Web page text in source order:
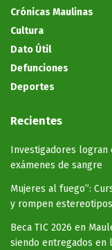
Crónicas Maulinas
Cultura
Dato Útil
Defunciones
Deportes
Recientes
Investigadores logran
exámenes de sangre
Mujeres al fuego”:
y rompen
Beca TIC 2026 en
siendo entregados en